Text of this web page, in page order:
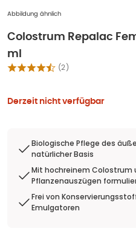
Abbildung ähnlich
Colostrum Repalac
ml
(2)
Derzeit nicht verfügbar
Biologische Pflege des
natürlicher Basis
Mit hochreinem Colostrum
Pflanzenauszügen
Frei von
Emulgatoren